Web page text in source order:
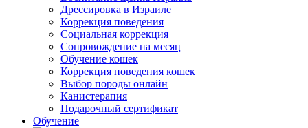
Дрессировка в Израиле
Коррекция поведения
Социальная коррекция
Сопровождение на месяц
Обучение кошек
Коррекция поведения кошек
Выбор породы онлайн
Канистерапия
Подарочный сертификат
Обучение